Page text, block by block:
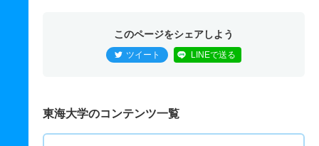
このページをシェアしよう
ツイート LINEで送る
東海大学のコンテンツ一覧